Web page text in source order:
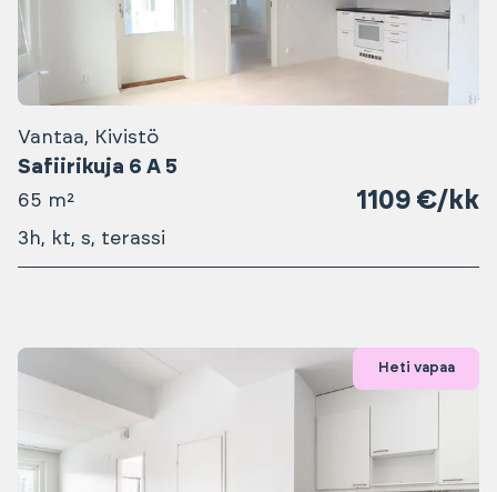
Vantaa, Kivistö
Safiirikuja 6 A 5
65 m² 1109 €/kk
3h, kt, s, terassi
Heti vapaa